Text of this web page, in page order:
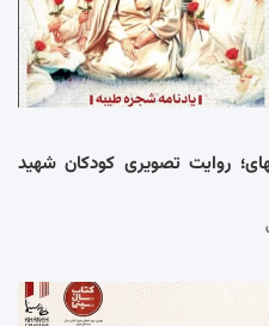
روایت تصویری کودکان شهید